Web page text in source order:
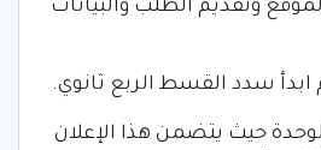
وتقديم الطلب والبيانات
ابدأ سدد القسط الربع ثانوي.
حيث يتضمن هذا الإعلان